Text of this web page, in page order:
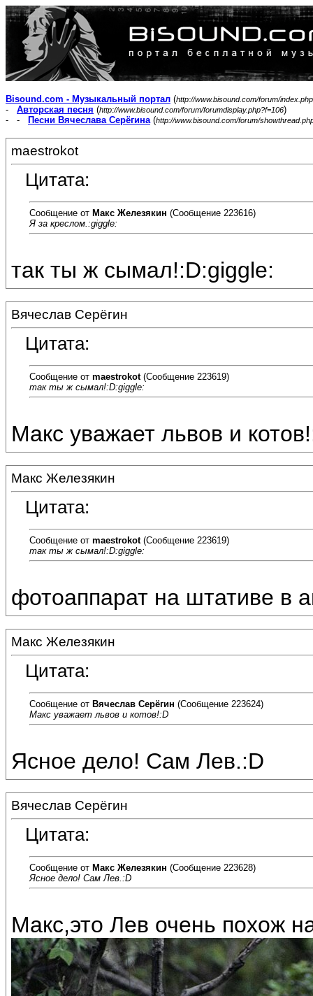
Bisound.com - Музыкальный портал (http://www.bisound.com/forum/index.php
- Авторская песня (http://www.bisound.com/forum/forumdisplay.php?f=106)
- -
Песни Вячеслава Серёгина(http://www.bisound.com/forum/
maestrokot
Цитата:
Сообщение от Макс Железякин (Сообщение 223616)
Я за креслом.:giggle:
так ты ж сымал!:D:giggle:
Вячеслав Серёгин
Цитата:
Сообщение от maestrokot(Сообщение 223619)
так ты ж сымал!:D:giggle:
Макс уважает львов и
Макс Железякин
Цитата:
Сообщение от maestrokot(Сообщение 223619)
так ты ж сымал!:D:giggle:
фотоаппарат на штативе в
Макс Железякин
Цитата:
Сообщение от Вячеслав Серёгин (Сообщение 223624)
Макс уважает львов и котов!:D
Ясное дело! Сам Лев.:D
Вячеслав Серёгин
Цитата:
Сообщение от Макс Железякин (Сообщение 223628)
Ясное дело! Сам Лев.:D
Макс,это Лев очень похож